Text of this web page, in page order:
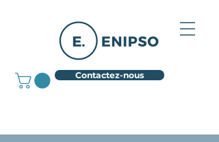
Contactez-nous